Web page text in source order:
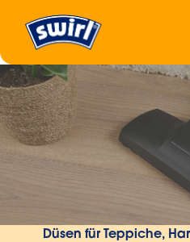
Zurück
Düsen für Teppiche,